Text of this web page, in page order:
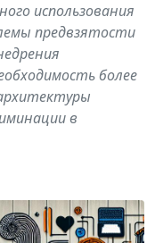
использования
предвзятости
более
в